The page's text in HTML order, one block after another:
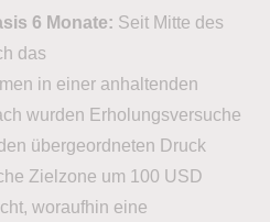
6 Monate: Seit Mitte des
das
in einer anhaltenden
wurden Erholungsversuche
übergeordneten Druck
Zielzone um 100 USD
woraufhin eine